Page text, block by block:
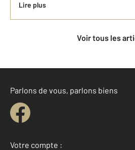
Lire plus
Voir tous les
Parlons de vous, parlons biens
Votre compte :